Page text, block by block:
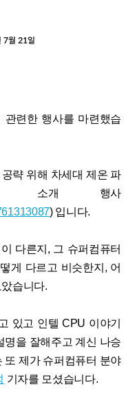
7월 21일
관련한 행사를 마련했습
략 위해 차세대 제온 파
소개 행사
) 입니다.
다른지, 그 슈퍼컴퓨터
게 다르고 비슷한지, 어
습니다.
있고 인텔 CPU 이야기
명을 잘해주고 계신 나승
또 제가 슈퍼컴퓨터 분야
기자를 모셨습니다.